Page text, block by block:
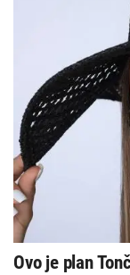
Ovo je plan